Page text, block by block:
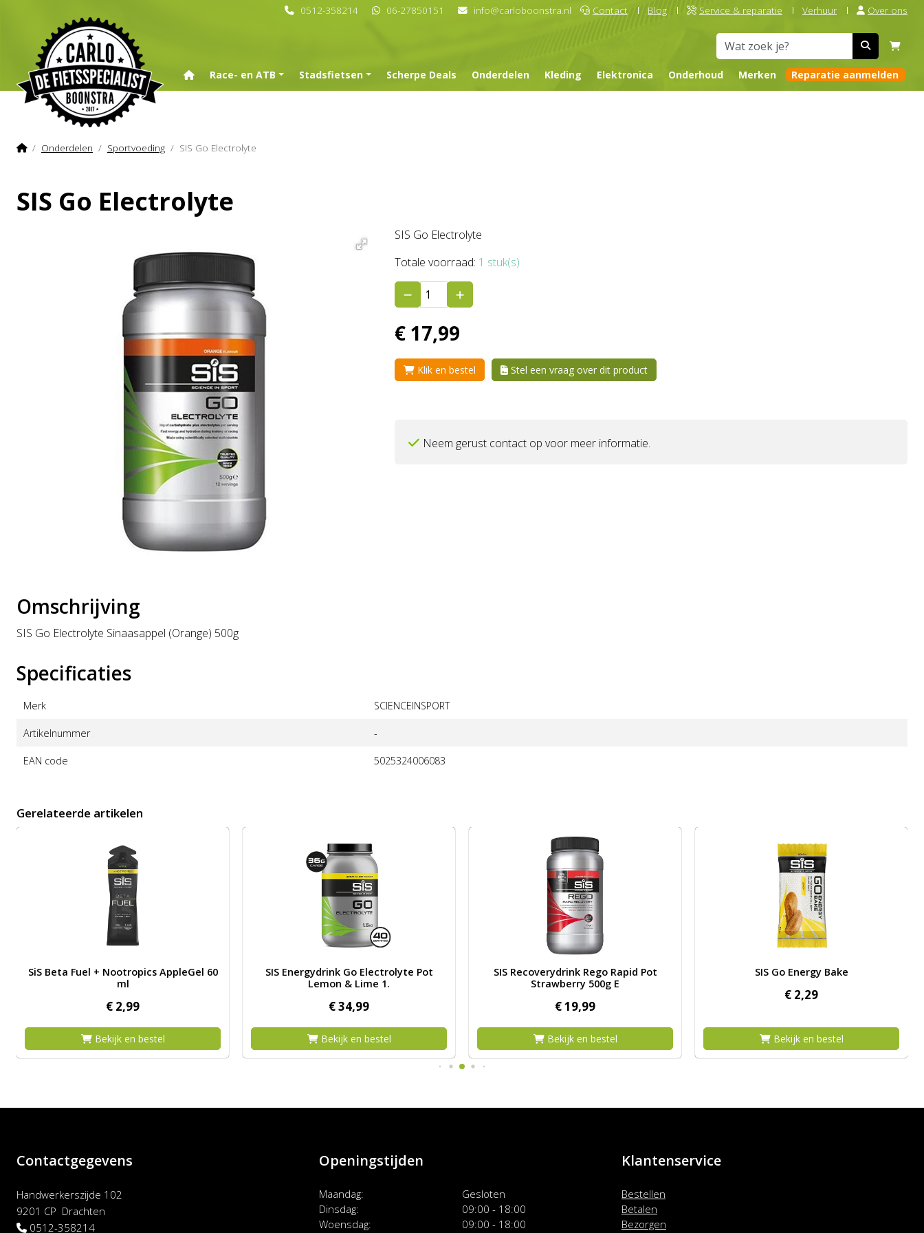
0512-358214 06-27850151 info@carloboonstra.nl Contact Blog Service & reparatie Verhuur Over ons
HomeRace- en ATB Stadsfietsen Scherpe Deals Onderdelen Kleding Elektronica Onderhoud Merken Reparatie aanmelden
HomeOnderdelen Sportvoeding SIS Go Electrolyte
SIS Go Electrolyte
SIS Go Electrolyte
Totale voorraad: 1 stuk(s)
€ 17,99
Klik en bestel Stel een vraag over dit product
Neem gerust contact op voor meer informatie.
Omschrijving
SIS Go Electrolyte Sinaasappel (Orange) 500g
Specificaties
Merk SCIENCEINSPORT
Artikelnummer -
EAN code 5025324006083
Gerelateerde artikelen
SiS Beta Fuel + Nootropics AppleGel 60
ml
€ 2,99
Bekijk en bestel
SIS Energydrink Go Electrolyte Pot
Lemon & Lime 1.
€34,99
Bekijk en bestel
SIS Recoverydrink Rego Rapid Pot
Strawberry 500g E
€19,99
Bekijk en bestel
SIS Go Energy Bake
€ 2,29
Bekijk en bestel
Contactgegevens
Handwerkerszijde 102
9201 CP Drachten
0512-358214
Openingstijden
Maandag
Gesloten
Dinsdag
09:00 - 18:00
Woensdag
09:00 - 18:00
Klantenservice
Bestellen
Betalen
Bezorgen